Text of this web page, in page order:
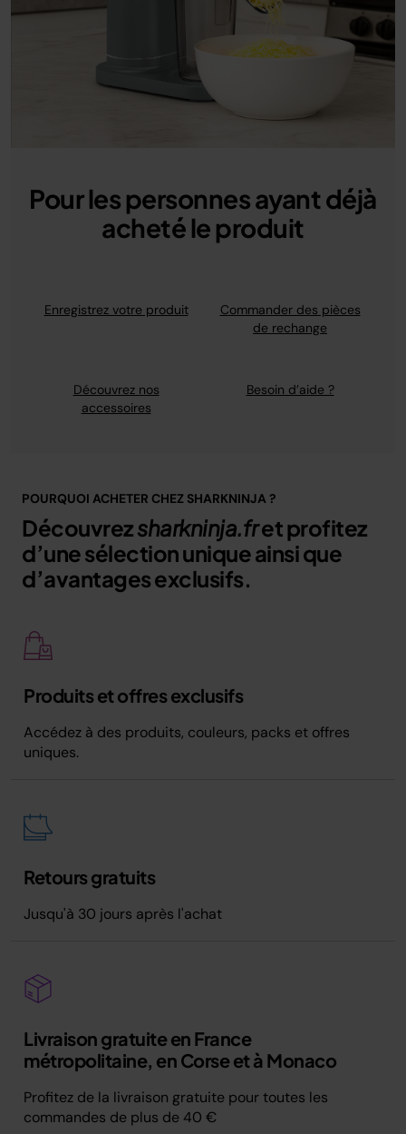
Pour les personnes ayant déjà
acheté le produit
Enregistrez votre produit
Commander des pièces
de rechange
Découvrez nos
accessoires
Besoin d’aide ?
POURQUOI ACHETER CHEZ SHARKNINJA ?
Découvrezsharkninja.fret profitez
d’une sélection unique ainsi que
d’avantages exclusifs.
Produits et offres exclusifs
Accédez à des produits, couleurs, packs et offres
uniques.
Retours gratuits
Jusqu'à 30 jours après l'achat
Livraison gratuite en France
métropolitaine, en Corse et à Monaco
Profitez de la livraison gratuite pour toutes les
commandes de plus de 40 €